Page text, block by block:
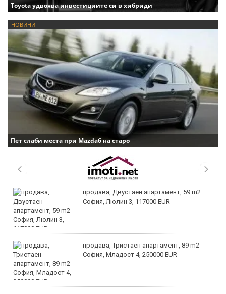
Toyota удвоява инвестициите си в хибриди
НОВИНИ
Пет слаби места при Mazda6 на старо
продава, Двустаен апартамент, 59 m2
София, Люлин 3, 117000 EUR
продава, Тристаен апартамент, 89 m2
София, Младост 4, 250000 EUR